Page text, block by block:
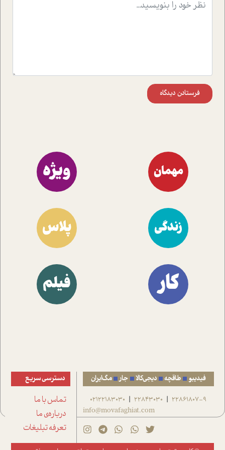
موثرترین راهکارهای استفاده از هوش مصنوعی در حوزه های
فرستادن دیدگاه
مهمان ویژه
زندگی پلاس
کار فیلم
فیدیبو طاقچه دیجی‌کالا جار مگ‌ایران
22861807-9
|
22843030
|
02122183030
info@movafaghiat.com
دسترسی سریع
تماس با ما
درباره‌ی ما
تعرفه تبلیغات